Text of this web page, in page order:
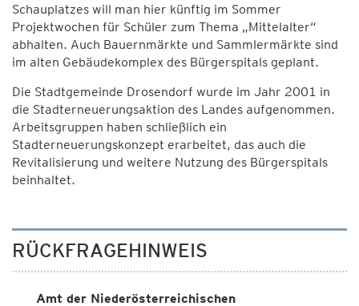
Schauplatzes will man hier künftig im Sommer
Projektwochen für Schüler zum Thema „Mittelalter“
abhalten. Auch Bauernmärkte und Sammlermärkte sind
im alten Gebäudekomplex des Bürgerspitals geplant.
Die Stadtgemeinde Drosendorf wurde im Jahr 2001 in
die Stadterneuerungsaktion des Landes aufgenommen.
Arbeitsgruppen haben schließlich ein
Stadterneuerungskonzept erarbeitet, das auch die
Revitalisierung und weitere Nutzung des Bürgerspitals
beinhaltet.
RÜCKFRAGEHINWEIS
Amt der Niederösterreichischen